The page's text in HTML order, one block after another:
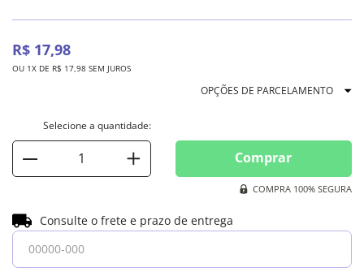
R$ 17,98
OU 1X DE R$ 17 98 SEM JUROS
OPÇÕES DE PARCELAMENTO
Comprar
COMPRA 100% SEGURA
Consulte o frete e prazo de entrega